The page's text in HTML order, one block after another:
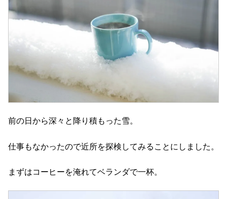
前の日から深々と降り積もった雪。
仕事もなかったので近所を探検してみることにしました。
まずはコーヒーを淹れてベランダで一杯。